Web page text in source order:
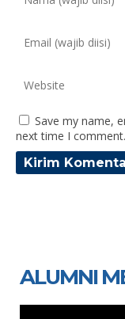
Save my name,
next time I comment.
ALUMNI